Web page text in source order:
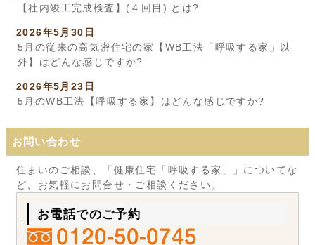
【社内竣工完成検査】(４回目) とは?
2026年5月30日
5月の従来の高気密住宅の家【WB工法「呼吸する家」以
外】はどんな感じですか?
2026年5月23日
5月のWB工法【呼吸する家】はどんな感じですか?
お問い合わせ
住まいのご相談、「健康住宅「呼吸する家」」についてな
ど、お気軽にお問合せ・ご相談ください。
お電話でのご予約